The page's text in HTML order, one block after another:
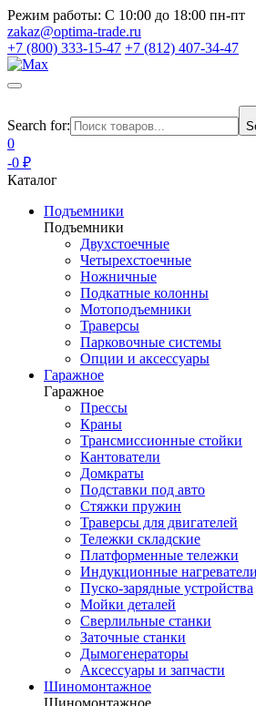
Режим работы: С 10:00 до 18:00 пн-пт
zakaz@optima-trade.ru
+7 (800) 333-15-47 +7 (812) 407-34-47
Search for:
0
-0 ₽
Каталог
Подъемники
Подъемники
Двухстоечные
Четырехстоечные
Ножничные
Подкатные колонны
Мотоподъемники
Траверсы
Парковочные системы
Опции и аксессуары
Гаражное
Гаражное
Прессы
Краны
Трансмиссионные стойки
Кантователи
Домкраты
Подставки под авто
Стяжки пружин
Траверсы для двигателей
Тележки складские
Платформенные тележки
Индукционные нагреватели
Пуско-зарядные устройства
Мойки деталей
Сверлильные станки
Заточные станки
Дымогенераторы
Аксессуары и запчасти
Шиномонтажное
Шиномонтажное